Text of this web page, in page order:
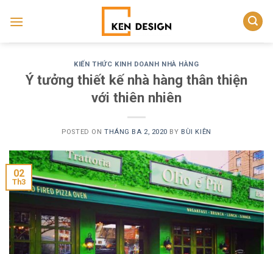
KIẾN THỨC KINH DOANH NHÀ HÀNG
Ý tưởng thiết kế nhà hàng thân thiện
với thiên nhiên
POSTED ON THÁNG BA 2, 2020 BY BÙI KIÊN
02
Th3